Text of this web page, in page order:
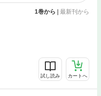
1巻から | 最新刊から
試し読み カートへ